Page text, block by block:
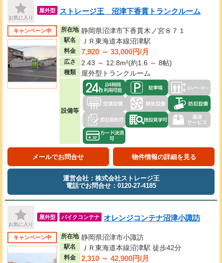
お気に入り
屋外型 ストレージ王 沼津下香貫トランクルーム
キャンペーン中 所在地 静岡県沼津市下香貫木ノ宮８７１
駅名 ＪＲ東海道本線沼津駅
料金 7,920 ～ 33,000円/月
広さ 2.43 ～ 12.8m²(約1.6 ～ 8帖)
種類 屋外型トランクルーム
設備等
メールでお問合せ 物件情報の詳細を見る
運営会社：株式会社ストレージ王
電話でお問合せ：0120-27-4185
お気に入り
屋外型 バイクコンテナ オレンジコンテナ沼津小諏訪
キャンペーン中 所在地 静岡県沼津市小諏訪
駅名 ＪＲ東海道本線沼津駅 徒歩42分
料金 2,310 ～ 42,900円/月